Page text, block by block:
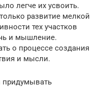
легче их усвоить.
развитие мелкой
тех участков
и мышление.
о процессе создания
и мысли.
придумывать